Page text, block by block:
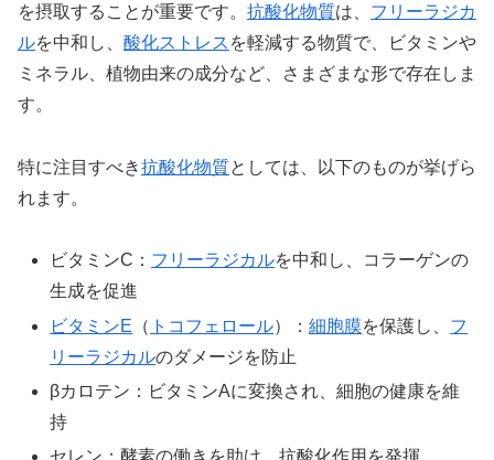
を摂取することが重要です。 抗酸化物質は、 フリーラジカ
ルを中和し、 酸化ストレス を軽減する物質で、ビタミンや
ミネラル、植物由来の成分など、さまざまな形で存在しま
す。
特に注目すべき抗酸化物質としては、以下のものが挙げら
れます。
ビタミンC： フリーラジカルを中和し、コラーゲンの
生成を促進
ビタミンE （ トコフェロール）：細胞膜を保護し、 フ
リーラジカルのダメージを防止
βカロテン：ビタミンAに変換され、細胞の健康を維
持
セレン：酵素の働きを助け、抗酸化作用を発揮